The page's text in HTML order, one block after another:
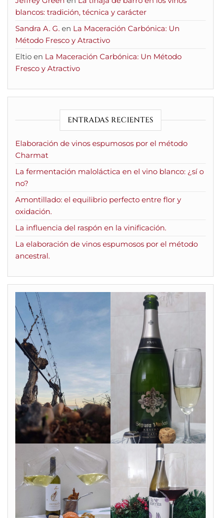
blancos: tradición, técnica y carácter
Sandra A. G. en La Maceración Carbónica: Un
Método Fresco y Atractivo
Eltio en La Maceración Carbónica: Un Método
Fresco y Atractivo
ENTRADAS RECIENTES
Elaboración de vinos espumosos por el método
Charmat
La fermentación maloláctica en el vino blanco: ¿sí o
no?
Amontillado: el equilibrio perfecto entre flor y
oxidación.
La influencia del raspón en la vinificación.
La elaboración de vinos espumosos por el método
ancestral.